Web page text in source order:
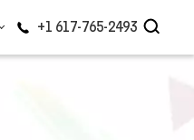
+1 617-765-2493